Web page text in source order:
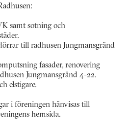
samt sotning och
till radhusen Jungmansgränd
fasader, renovering
Jungmansgränd 4-22.
elstigare.
i föreningen hänvisas till
hemsida.